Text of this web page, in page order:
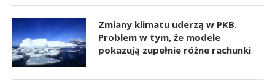
Zmiany klimatu uderzą w PKB.
Problem w tym, że modele
pokazują zupełnie różne rachunki